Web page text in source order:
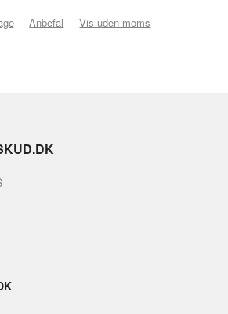
Anbefal Vis uden moms